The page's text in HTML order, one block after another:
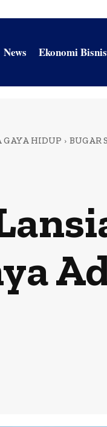
News Ekonomi Bisnis
GAYA HIDUP BUGAR